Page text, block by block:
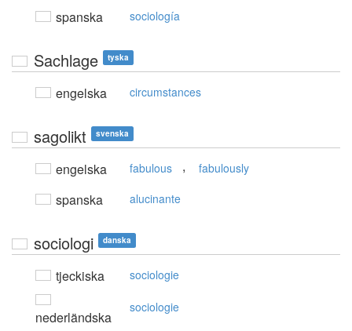
spanska sociología
Sachlage tyska
engelska circumstances
sagolikt svenska
engelska fabulous , fabulously
spanska alucinante
sociologi danska
tjeckiska sociologie
nederländska
sociologie